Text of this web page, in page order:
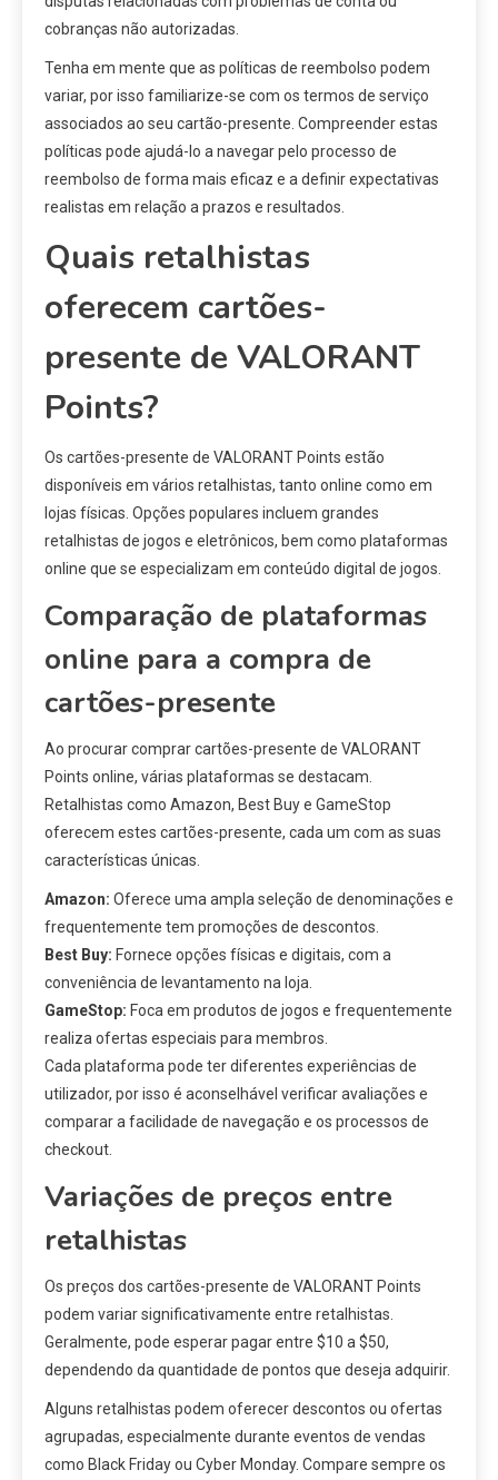
cobranças não autorizadas.
Tenha em mente que as políticas de reembolso podem
variar, por isso familiarize-se com os termos de serviço
associados ao seu cartão-presente. Compreender estas
políticas pode ajudá-lo a navegar pelo processo de
reembolso de forma mais eficaz e a definir expectativas
realistas em relação a prazos e resultados.
Quais retalhistas
oferecem cartões-
presente de VALORANT
Points?
Os cartões-presente de VALORANT Points estão
disponíveis em vários retalhistas, tanto online como em
lojas físicas. Opções populares incluem grandes
retalhistas de jogos e eletrônicos, bem como plataformas
online que se especializam em conteúdo digital de jogos.
Comparação de plataformas
online para a compra de
cartões-presente
Ao procurar comprar cartões-presente de VALORANT
Points online, várias plataformas se destacam.
Retalhistas como Amazon, Best Buy e GameStop
oferecem estes cartões-presente, cada um com as suas
características únicas.
Amazon: Oferece uma ampla seleção de denominações e
frequentemente tem promoções de descontos.
Best Buy: Fornece opções físicas e digitais, com a
conveniência de levantamento na loja.
GameStop: Foca em produtos de jogos e frequentemente
realiza ofertas especiais para membros.
Cada plataforma pode ter diferentes experiências de
utilizador, por isso é aconselhável verificar avaliações e
comparar a facilidade de navegação e os processos de
checkout.
Variações de preços entre
retalhistas
Os preços dos cartões-presente de VALORANT Points
podem variar significativamente entre retalhistas.
Geralmente, pode esperar pagar entre $10 a $50,
dependendo da quantidade de pontos que deseja adquirir.
Alguns retalhistas podem oferecer descontos ou ofertas
agrupadas, especialmente durante eventos de vendas
como Black Friday ou Cyber Monday. Compare sempre os